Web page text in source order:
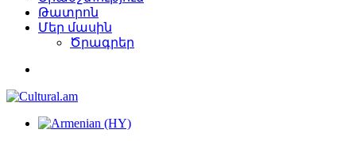
Թատրոն
Մեր մասին
Ծրագրեր